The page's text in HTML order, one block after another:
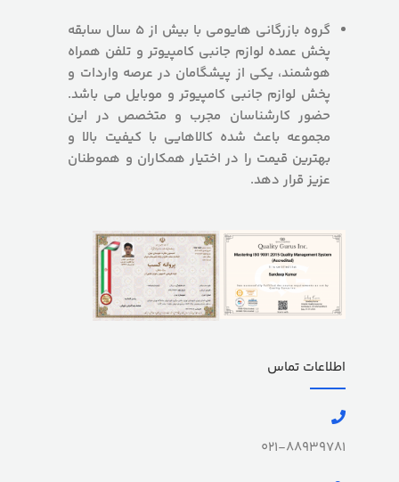
گروه بازرگانی هایومی با بیش از 5 سال سابقه
پخش عمده لوازم جانبی کامپیوتر و تلفن همراه
هوشمند، یکی از پیشگامان در عرصه واردات و
پخش لوازم جانبی کامپیوتر و موبایل می باشد.
حضور کارشناسان مجرب و متخصص در این
مجموعه باعث شده کالاهایی با کیفیت بالا و
بهترین قیمت را در اختیار همکاران و هموطنان
عزیز قرار دهد.
اطلاعات تماس
021-88939781